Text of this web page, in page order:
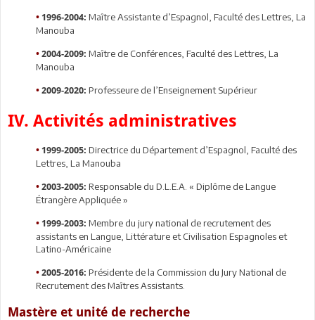
• 1996-2004: Maître Assistante d’Espagnol, Faculté des Lettres, La
Manouba
• 2004-2009: Maître de Conférences, Faculté des Lettres, La
Manouba
• 2009-2020: Professeure de l’Enseignement Supérieur
IV. Activités administratives
• 1999-2005: Directrice du Département d’Espagnol, Faculté des
Lettres, La Manouba
• 2003-2005: Responsable du D.L.E.A. « Diplôme de Langue
Étrangère Appliquée »
• 1999-2003: Membre du jury national de recrutement des
assistants en Langue, Littérature et Civilisation Espagnoles et
Latino-Américaine
• 2005-2016: Présidente de la Commission du Jury National de
Recrutement des Maîtres Assistants.
Mastère et unité de recherche